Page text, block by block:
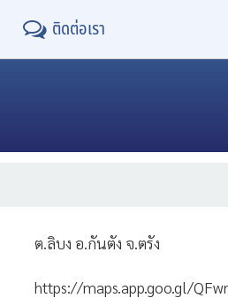
ติดต่อเรา
ต.ลิบง อ.กันตัง จ.ตรัง
https://maps.app.goo.gl/